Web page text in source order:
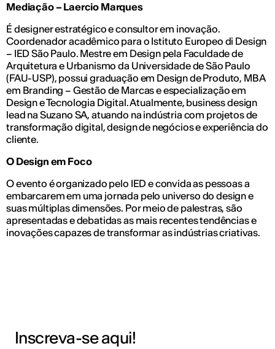
Mediação – Laercio Marques
É designer estratégico e consultor em inovação.
Coordenador acadêmico para o Istituto Europeo di Design
– IED São Paulo. Mestre em Design pela Faculdade de
Arquitetura e Urbanismo da Universidade de São Paulo
(FAU-USP), possui graduação em Design de Produto, MBA
em Branding – Gestão de Marcas e especialização em
Design e Tecnologia Digital. Atualmente, business design
lead na Suzano SA, atuando na indústria com projetos de
transformação digital, design de negócios e experiência do
cliente.
O Design em Foco
O evento é organizado pelo IED e convida as pessoas a
embarcarem em uma jornada pelo universo do design e
suas múltiplas dimensões. Por meio de palestras, são
apresentadas e debatidas as mais recentes tendências e
inovações capazes de transformar as indústrias criativas.
Inscreva-se aqui!